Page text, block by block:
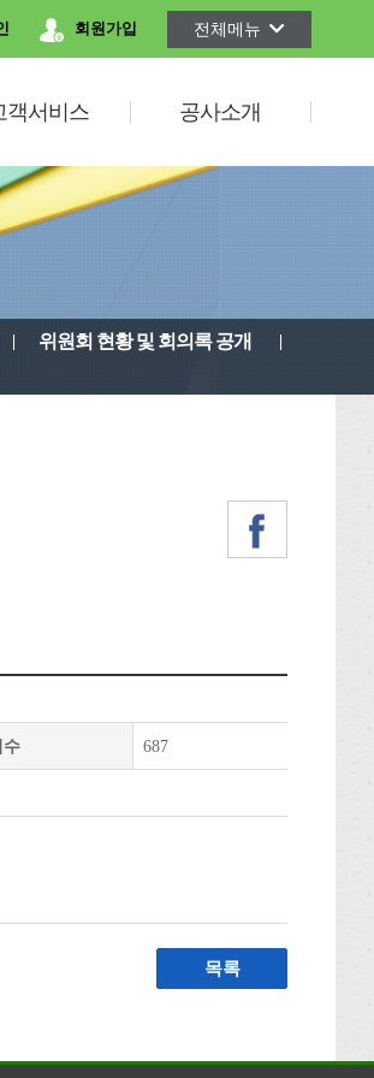
회원가입 전체메뉴
객서비스 공사소개
위원회 현황 및 회의록 공개
수 687
목록